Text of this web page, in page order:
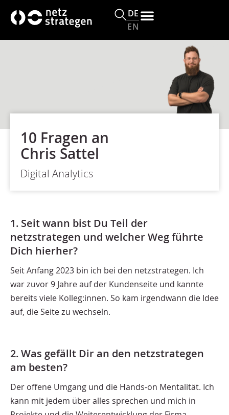
DE
EN
10 Fragen an
Chris Sattel
Digital Analytics
1. Seit wann bist Du Teil der
netzstrategen und welcher Weg führte
Dich hierher?
Seit Anfang 2023 bin ich bei den netzstrategen. Ich
war zuvor 9 Jahre auf der Kundenseite und kannte
bereits viele Kolleg:innen. So kam irgendwann die Idee
auf, die Seite zu wechseln.
2. Was gefällt Dir an den netzstrategen
am besten?
Der offene Umgang und die Hands-on Mentalität. Ich
kann mit jedem über alles sprechen und mich in